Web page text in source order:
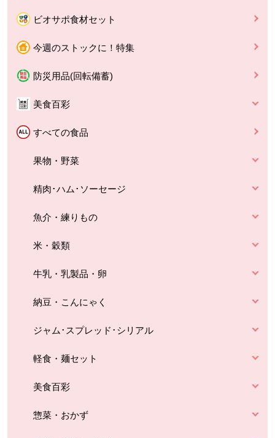
ビオサポ食材セット
今週のストックに！特集
防災用品(回転備蓄)
美食百彩
すべての食品
果物・野菜
精肉･ハム･ソーセージ
魚介・練りもの
米・穀類
牛乳・乳製品・卵
納豆・こんにゃく
ジャム･スプレッド･シリアル
軽食・麺セット
美食百彩
惣菜・おかず